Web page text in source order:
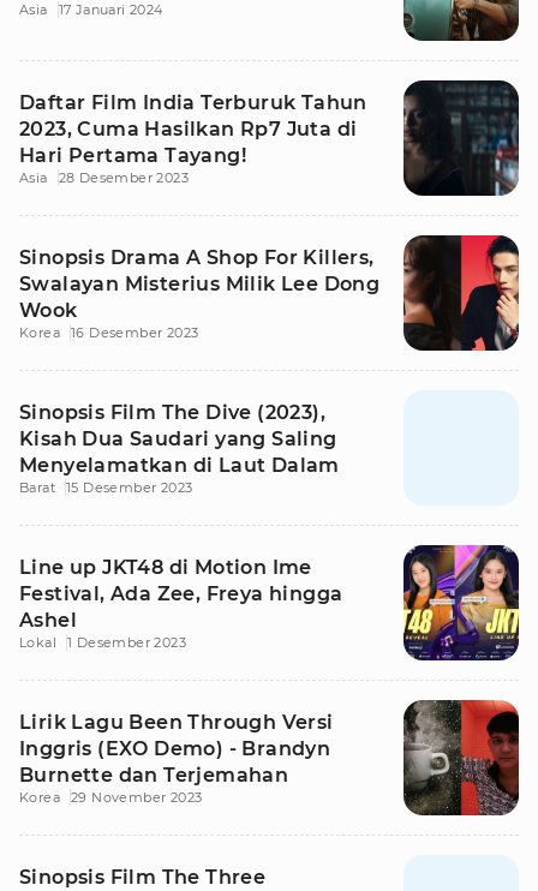
Asia 17 Januari 2024
Daftar Film India Terburuk Tahun
2023, Cuma Hasilkan Rp7 Juta di
Hari Pertama Tayang!
Asia 28 Desember 2023
Sinopsis Drama A Shop For Killers,
Swalayan Misterius Milik Lee Dong
Wook
Korea 16 Desember 2023
Sinopsis Film The Dive (2023),
Kisah Dua Saudari yang Saling
Menyelamatkan di Laut Dalam
Barat 15 Desember 2023
Line up JKT48 di Motion Ime
Festival, Ada Zee, Freya hingga
Ashel
Lokal 1 Desember 2023
Lirik Lagu Been Through Versi
Inggris (EXO Demo) - Brandyn
Burnette dan Terjemahan
Korea 29 November 2023
Sinopsis Film The Three